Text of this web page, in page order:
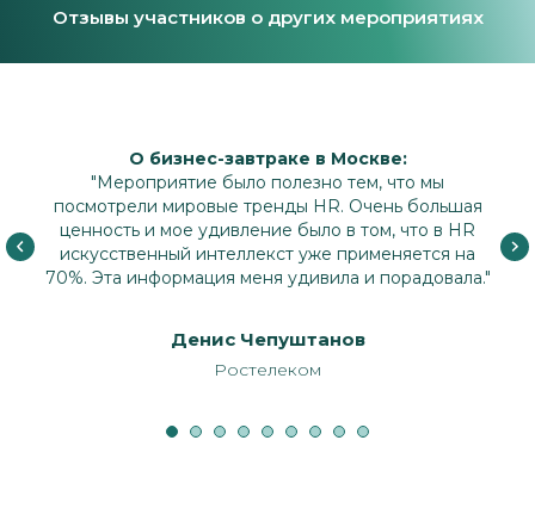
Отзывы участников о других мероприятиях
О бизнес-завтраке в Москве:
"Мероприятие было полезно тем, что мы
посмотрели мировые тренды HR. Очень большая
ценность и мое удивление было в том, что в HR
искусственный интеллекст уже применяется на
70%. Эта информация меня удивила и порадовала."
Денис Чепуштанов
Ростелеком